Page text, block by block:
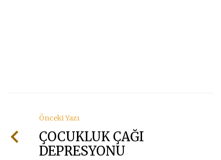
Önceki Yazı
ÇOCUKLUK ÇAĞI
DEPRESYONU